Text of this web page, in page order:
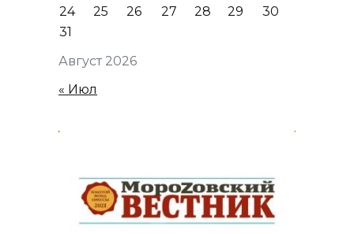
Август 2026
24
25 26 27 28 29
30
31
« Июл